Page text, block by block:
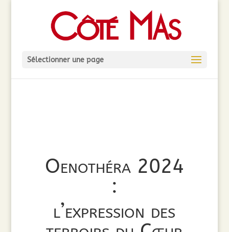
Sélectionner une page
Oenothéra 2024
:
l’expression des